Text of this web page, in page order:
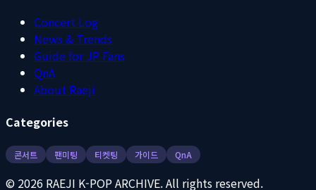
Concert Log
News & Trends
Guide for JP Fans
QnA
About Raeji
Categories
콘서트 팬미팅 티켓팅 가이드 QnA
© 2026 RAEJI K-POP ARCHIVE. All rights reserved.